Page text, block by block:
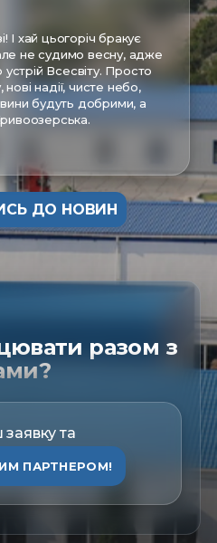
І хай цьогоріч бракує
не судимо весну, адже
Всесвіту. Просто
надії, чисте небо,
будуть добрими, а
ДО НОВИН
разом з
та
ПАРТНЕРОМ!